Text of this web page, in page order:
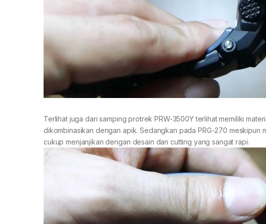
Terlihat juga dari samping protrek PRW-3500Y terlihat memiliki
dikombinasikan dengan apik. Sedangkan pada PRG-270
cukup menjanjikan dengan desain dan cutting yang sangat rapi.